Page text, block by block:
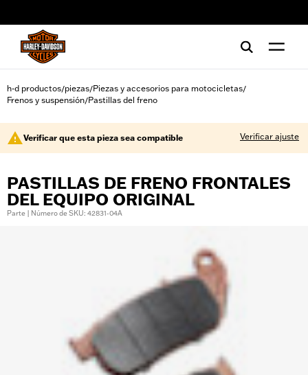
h-d productos/piezas/Piezas y accesorios para motocicletas/
Frenos y suspensión/Pastillas del freno
Verificar que esta pieza sea compatible Verificar ajuste
PASTILLAS DE FRENO FRONTALES
DEL EQUIPO ORIGINAL
Parte | Número de SKU: 42831-04A